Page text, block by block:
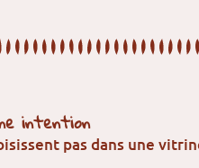
intention
pas dans une